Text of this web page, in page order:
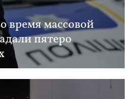
время массовой
пятеро